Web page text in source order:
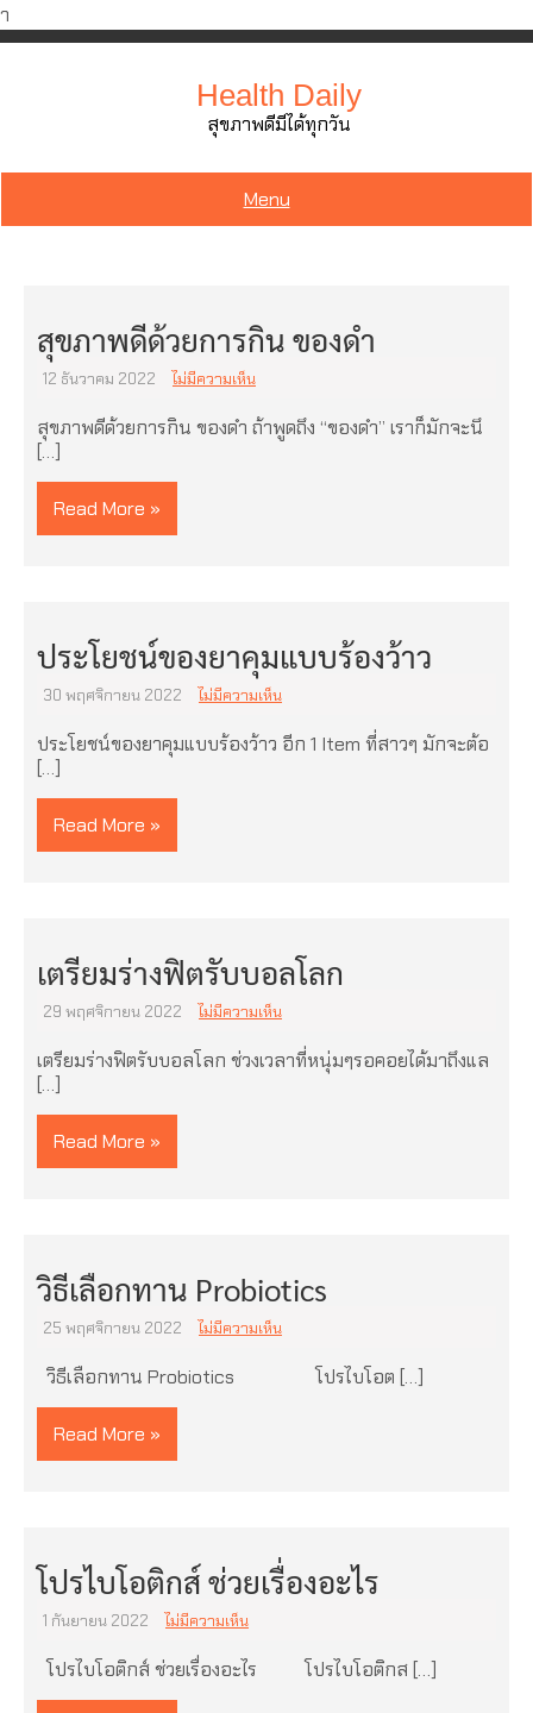
ำ
Skip
Health Daily
สุขภาพดีมีได้ทุกวัน
Menu
สุขภาพดีด้วยการกิน ของดำ
12 ธันวาคม 2022 ไม่มีความเห็น
สุขภาพดีด้วยการกิน ของดำ ถ้าพูดถึง “ของดำ” เราก็มักจะนึ
[…]
Read More »
ประโยชน์ของยาคุมแบบร้องว้าว
30 พฤศจิกายน 2022 ไม่มีความเห็น
ประโยชน์ของยาคุมแบบร้องว้าว อีก 1 Item ที่สาวๆ มักจะต้อ
[…]
Read More »
เตรียมร่างฟิตรับบอลโลก
29 พฤศจิกายน 2022 ไม่มีความเห็น
เตรียมร่างฟิตรับบอลโลก ช่วงเวลาที่หนุ่มๆรอคอยได้มาถึงแล
[…]
Read More »
วิธีเลือกทาน Probiotics
25 พฤศจิกายน 2022 ไม่มีความเห็น
วิธีเลือกทาน Probiotics โปรไบโอต […]
Read More »
โปรไบโอติกส์ ช่วยเรื่องอะไร
1 กันยายน 2022 ไม่มีความเห็น
โปรไบโอติกส์ ช่วยเรื่องอะไร โปรไบโอติกส […]